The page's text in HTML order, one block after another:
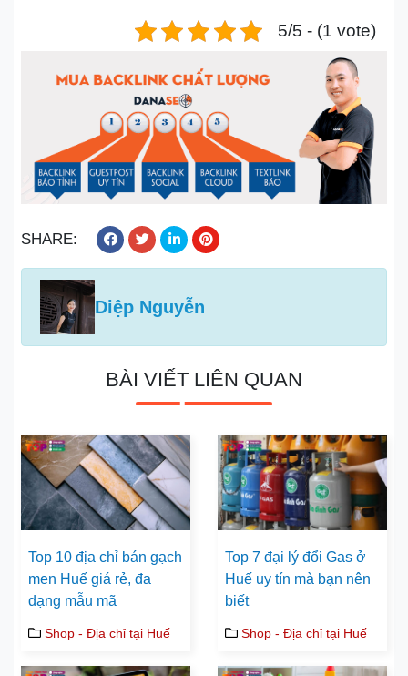
5/5 - (1 vote)
SHARE:
Diệp Nguyễn
BÀI VIẾT LIÊN QUAN
Top 10 địa chỉ bán gạch
men Huế giá rẻ, đa
dạng mẫu mã
Shop - Địa chỉ tại Huế
Top 7 đại lý đổi Gas ở
Huế uy tín mà bạn nên
biết
Shop - Địa chỉ tại Huế